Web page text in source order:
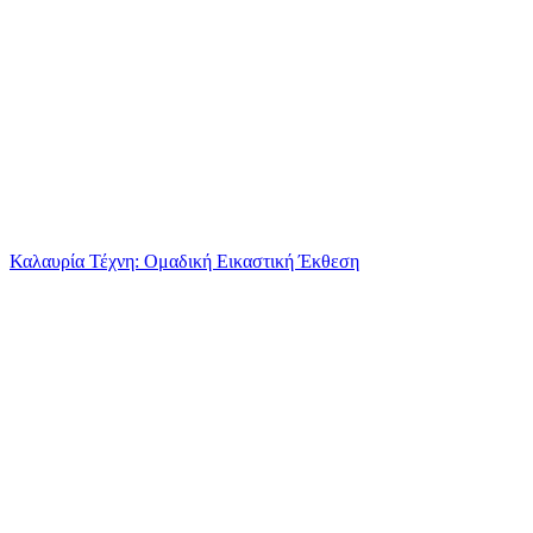
Καλαυρία Τέχνη: Ομαδική Εικαστική Έκθεση